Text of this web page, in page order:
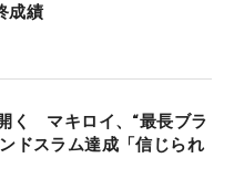
成績
く マキロイ、“最長ブラ
ドスラム達成「信じられ